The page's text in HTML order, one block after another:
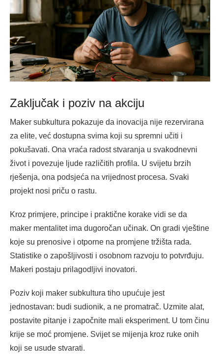
Zaključak i poziv na akciju
Maker subkultura pokazuje da inovacija nije rezervirana
za elite, već dostupna svima koji su spremni učiti i
pokušavati. Ona vraća radost stvaranja u svakodnevni
život i povezuje ljude različitih profila. U svijetu brzih
rješenja, ona podsjeća na vrijednost procesa. Svaki
projekt nosi priču o rastu.
Kroz primjere, principe i praktične korake vidi se da
maker mentalitet ima dugoročan učinak. On gradi vještine
koje su prenosive i otporne na promjene tržišta rada.
Statistike o zapošljivosti i osobnom razvoju to potvrđuju.
Makeri postaju prilagodljivi inovatori.
Poziv koji maker subkultura tiho upućuje jest
jednostavan: budi sudionik, a ne promatrač. Uzmite alat,
postavite pitanje i započnite mali eksperiment. U tom činu
krije se moć promjene. Svijet se mijenja kroz ruke onih
koji se usude stvarati.